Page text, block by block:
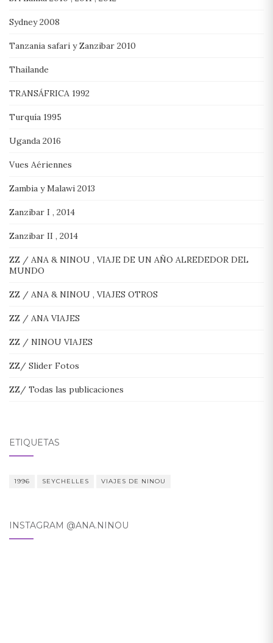
Sydney 2008
Tanzania safari y Zanzibar 2010
Thailande
TRANSÁFRICA 1992
Turquía 1995
Uganda 2016
Vues Aériennes
Zambia y Malawi 2013
Zanzibar I , 2014
Zanzibar II , 2014
ZZ / ANA & NINOU , VIAJE DE UN AÑO ALREDEDOR DEL
MUNDO
ZZ / ANA & NINOU , VIAJES OTROS
ZZ / ANA VIAJES
ZZ / NINOU VIAJES
ZZ/ Slider Fotos
ZZ/ Todas las publicaciones
ETIQUETAS
1996 SEYCHELLES VIAJES DE NINOU
INSTAGRAM @ANA.NINOU